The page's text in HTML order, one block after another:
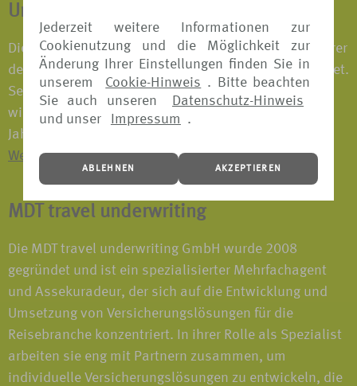
Jederzeit weitere Informationen zur
Cookienutzung und die Möglichkeit zur
Änderung Ihrer Einstellungen finden Sie in
unserem
Cookie-Hinweis . Bitte beachten
Sie auch unseren
Datenschutz-Hinweis
und unser
Impressum .
ABLEHNEN AKZEPTIEREN
Union Reiseversicherung
Die URV wurde 2001 als gemeinsamer Reiseversicherer
der öffentlichen Versicherer und Sparkassen gegründet.
Seit der Gründung bietet das Unternehmen alle
wichtigen Reiseversicherungen als Einzel- oder
Jahrespolice an sowie verschiedene Travel-Pakete.
Weitere Informationen finden Sie hier.
MDT travel underwriting
Die MDT travel underwriting GmbH wurde 2008
gegründet und ist ein spezialisierter Mehrfachagent
und Assekuradeur, der sich auf die Entwicklung und
Umsetzung von Versicherungslösungen für die
Reisebranche konzentriert. In ihrer Rolle als Spezialist
arbeiten sie eng mit Partnern zusammen, um
individuelle Versicherungslösungen zu entwickeln, die